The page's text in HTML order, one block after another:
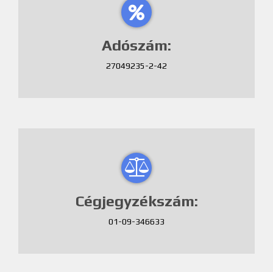
Adószám:
27049235-2-42
Cégjegyzékszám:
01-09-346633